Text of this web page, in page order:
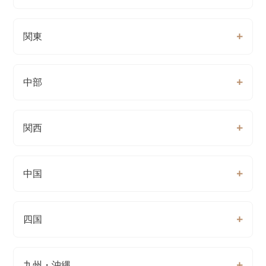
関東
中部
関西
中国
四国